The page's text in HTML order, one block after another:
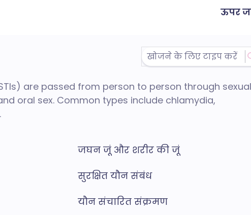
ऊपर
are passed from person to person through sexual
oral sex. Common types include chlamydia,
जघन जूं और शरीर की जूं
सुरक्षित यौन संबंध
यौन संचारित संक्रमण